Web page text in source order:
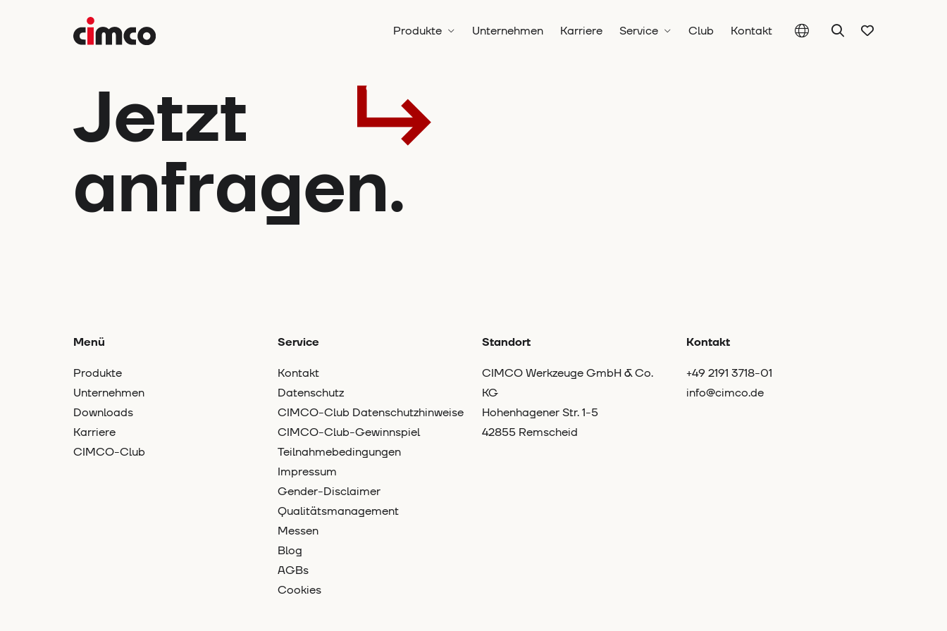
Produkte Unternehmen Karriere Service Club Kontakt
Jetzt
anfragen.
Menü
Produkte
Unternehmen
Downloads
Karriere
CIMCO-Club
Service
Kontakt
Datenschutz
CIMCO-Club Datenschutzhinweise
CIMCO-Club-Gewinnspiel
Teilnahmebedingungen
Impressum
Gender-Disclaimer
Qualitätsmanagement
Messen
Blog
AGBs
Cookies
Standort
CIMCO Werkzeuge GmbH & Co.
KG
Hohenhagener Str. 1-5
42855 Remscheid
Kontakt
+49 2191 3718-01
info@cimco.de